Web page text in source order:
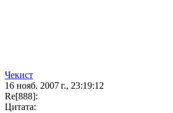
Чекист
16 нояб. 2007 г., 23:19:12
Re[888]:
Цитата: